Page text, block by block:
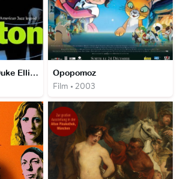
On the Road with Duke Ellington Opopomoz
Film • 2003